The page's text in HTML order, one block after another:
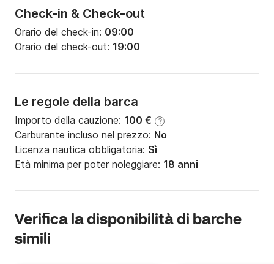
Check-in & Check-out
Orario del check-in: 09:00
Orario del check-out: 19:00
Le regole della barca
Importo della cauzione: 100 € ?
Carburante incluso nel prezzo: No
Licenza nautica obbligatoria: Sì
Età minima per poter noleggiare: 18 anni
Verifica la disponibilità di barche
simili